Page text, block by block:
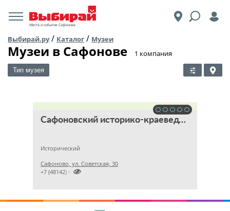
Места и события Сафонова
Выбирай.ру/ Каталог / Музеи
Музеи в Сафонове ​1 компания
Тип музея
Сафоновский историко-краеведческий музей
Исторический
Сафоново, ул. Советская, 30

+7 (48142) 41247